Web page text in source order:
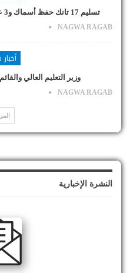
تسليم 17 تانك حفظ أسماك و3 عربات مجهزة ببلطيم والشهابية…
NAGWA RAGAB
وزير التعليم العالي
NAGWA RAGAB
النشرة الإخبارية